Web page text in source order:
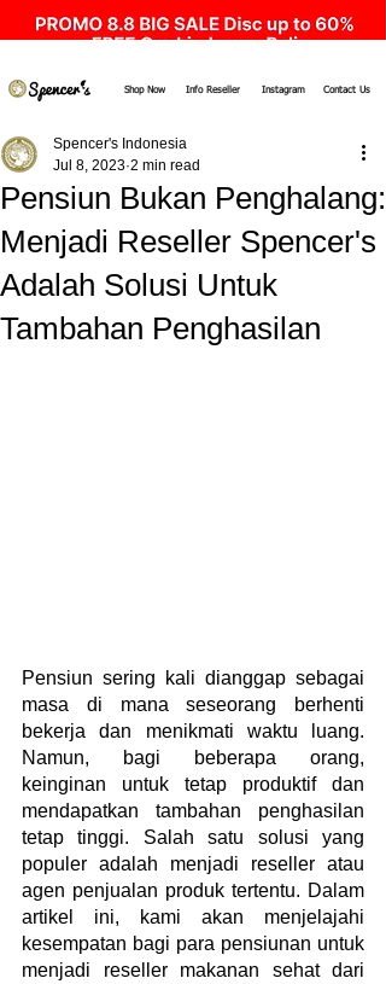
Shop Now Info Reseller Instagram Contact Us
Pensiun Bukan Penghalang:
Menjadi Reseller Spencer's
Adalah Solusi Untuk
Tambahan Penghasilan
Spencer's Indonesia
Jul 8, 2023 2 min read
Pensiun sering kali dianggap sebagai
masa di mana seseorang berhenti
bekerja dan menikmati waktu luang.
Namun, bagi beberapa orang,
keinginan untuk tetap produktif dan
mendapatkan tambahan penghasilan
tetap tinggi. Salah satu solusi yang
populer adalah menjadi reseller atau
agen penjualan produk tertentu. Dalam
artikel ini, kami akan menjelajahi
kesempatan bagi para pensiunan untuk
menjadi reseller makanan sehat dari